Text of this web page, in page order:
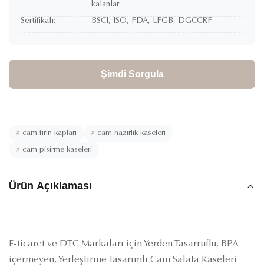
kalanlar
Sertifikalı:
BSCI, ISO, FDA, LFGB, DGCCRF
Şimdi Sorgula
# cam fırın kapları # cam hazırlık kaseleri
# cam pişirme kaseleri
Ürün Açıklaması
E-ticaret ve DTC Markaları için Yerden Tasarruflu, BPA
içermeyen, Yerleştirme Tasarımlı Cam Salata Kaseleri